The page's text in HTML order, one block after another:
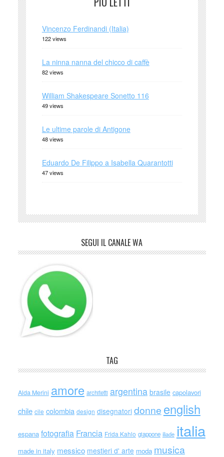
Vincenzo Ferdinandi (Italia)
122 views
La ninna nanna del chicco di caffè
82 views
William Shakespeare Sonetto 116
49 views
Le ultime parole di Antigone
48 views
Eduardo De Filippo a Isabella Quarantotti
47 views
SEGUI IL CANALE WA
TAG
Alda Merini amore architetti argentina brasile capolavori
chile cile colombia design disegnatori donne english
espana fotografia Francia Frida Kahlo giappone iliade italia
made in italy messico mestieri d' arte moda musica